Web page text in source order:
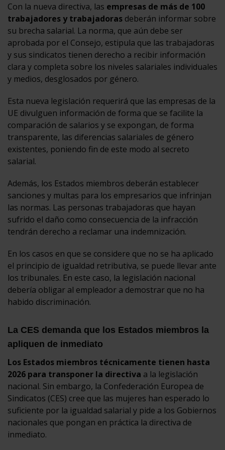
Con la nueva directiva, las empresas de más de 100
trabajadores y trabajadoras deberán informar sobre
su brecha salarial. La norma, que aún debe ser
aprobada por el Consejo, estipula que las trabajadoras
y sus sindicatos tienen derecho a recibir información
clara y completa sobre los niveles salariales individuales
y medios, desglosados por género.
Esta nueva legislación requerirá que las empresas de la
UE divulguen información de forma que se facilite la
comparación de salarios y se expongan, de forma
transparente, las diferencias salariales de género
existentes, poniendo fin de este modo al secreto
salarial.
Además, los Estados miembros deberán establecer
sanciones y multas para los empresarios que infrinjan
las normas. Las personas trabajadoras que hayan
sufrido el daño como consecuencia de la infracción
tendrán derecho a reclamar una indemnización.
En los casos en que se considere que no se ha aplicado
el principio de igualdad retributiva, se puede llevar ante
los tribunales. En este caso, la legislación nacional
debería obligar al empleador a demostrar que no ha
habido discriminación.
La CES demanda que los Estados miembros la
apliquen de inmediato
Los Estados miembros técnicamente tienen hasta
2026 para transponer la directiva a la legislación
nacional. Sin embargo, la Confederación Europea de
Sindicatos (CES) cree que las mujeres han esperado lo
suficiente por la igualdad salarial y pide a los Gobiernos
nacionales que pongan en práctica la directiva de
inmediato.